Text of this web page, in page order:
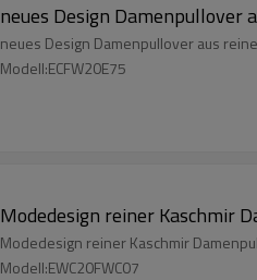
neues Design Damenpullover
neues Design Damenpullover aus
Modell:ECFW20E75
Modedesign reiner Kaschmir
Modedesign reiner Kaschmir
Modell:EWC20FWC07